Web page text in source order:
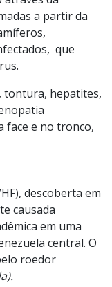
a partir da
que
tontura, hepatites,
face e no tronco,
descoberta em
causada
em uma
central. O
roedor